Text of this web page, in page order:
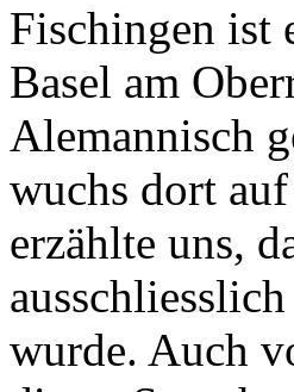
Fischingen ist
Basel am
Alemannisch
wuchs dort
erzählte uns,
wurde. Auch